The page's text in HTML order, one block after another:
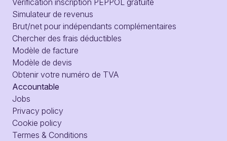
Simulateur de revenus
Brut/net pour indépendants complémentaires
Chercher des frais déductibles
Modèle de facture
Modèle de devis
Obtenir votre numéro de TVA
Accountable
Jobs
Privacy policy
Cookie policy
Termes & Conditions